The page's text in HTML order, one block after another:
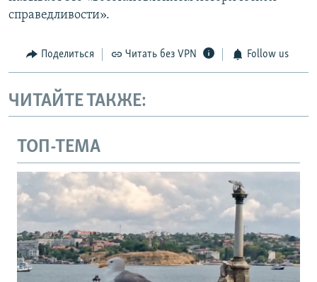
справедливости».
Поделиться Читать без VPN Follow us
ЧИТАЙТЕ ТАКЖЕ:
ТОП-ТЕМА